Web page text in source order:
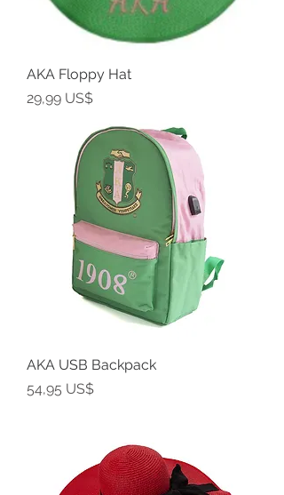
AKA Floppy Hat
Precio
29,99 US$
AKA USB Backpack
Precio
54,95 US$